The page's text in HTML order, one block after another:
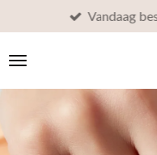
direct
naar
hoofdinhoud
Vandaag